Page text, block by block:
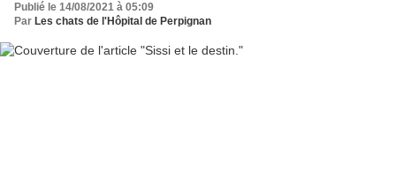
Publié le 14/08/2021 à 05:09
Par Les chats de l'Hôpital de Perpignan